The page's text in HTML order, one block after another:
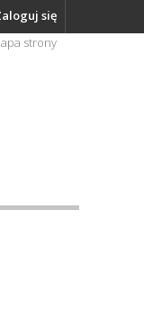
się
strony